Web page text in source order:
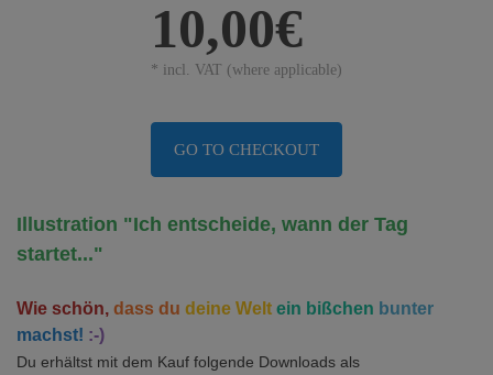
10,00€
* incl. VAT (where applicable)
GO TO CHECKOUT
Illustration "Ich entscheide, wann der Tag
startet..."
Wie schön, dass du deine Welt ein bißchen bunter
machst! :-)
Du erhältst mit dem Kauf folgende Downloads als